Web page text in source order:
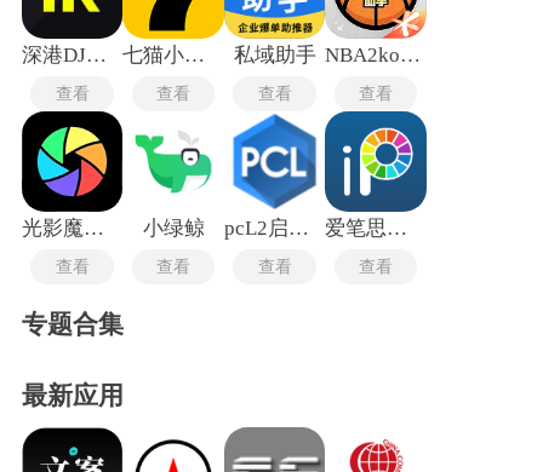
深港DJ音乐盒最新版
查看
七猫小说手表版
查看
私域助手
查看
NBA2kol2助手安卓版
查看
光影魔术手手机版
查看
小绿鲸
查看
pcL2启动器手机版
查看
爱笔思画x专业版
查看
专题合集
最新应用